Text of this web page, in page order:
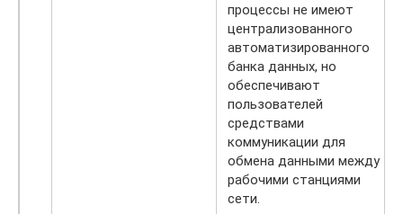
процессы не имеют
централизованного
автоматизированного
банка данных, но
обеспечивают
пользователей
средствами
коммуникации для
обмена данными между
рабочими станциями
сети.